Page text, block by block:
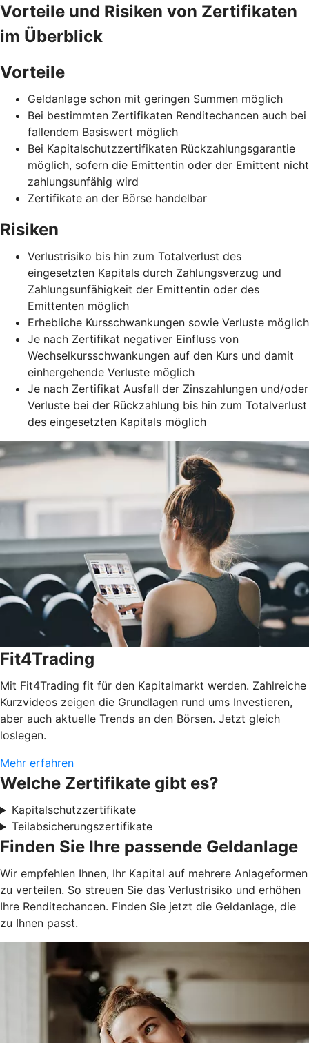
Vorteile und Risiken von Zertifikaten
im Überblick
Vorteile
Geldanlage schon mit geringen Summen möglich
Bei bestimmten Zertifikaten Renditechancen auch bei
fallendem Basiswert möglich
Bei Kapitalschutzzertifikaten Rückzahlungsgarantie
möglich, sofern die Emittentin oder der Emittent nicht
zahlungsunfähig wird
Zertifikate an der Börse handelbar
Risiken
Verlustrisiko bis hin zum Totalverlust des
eingesetzten Kapitals durch Zahlungsverzug und
Zahlungsunfähigkeit der Emittentin oder des
Emittenten möglich
Erhebliche Kursschwankungen sowie Verluste möglich
Je nach Zertifikat negativer Einfluss von
Wechselkursschwankungen auf den Kurs und damit
einhergehende Verluste möglich
Je nach Zertifikat Ausfall der Zinszahlungen und/oder
Verluste bei der Rückzahlung bis hin zum Totalverlust
des eingesetzten Kapitals möglich
Fit4Trading
Mit Fit4Trading fit für den Kapitalmarkt werden. Zahlreiche
Kurzvideos zeigen die Grundlagen rund ums Investieren,
aber auch aktuelle Trends an den Börsen. Jetzt gleich
loslegen.
Mehr erfahren
Welche Zertifikate gibt es?
Kapitalschutzzertifikate
Teilabsicherungszertifikate
Finden Sie Ihre passende Geldanlage
Wir empfehlen Ihnen, Ihr Kapital auf mehrere Anlageformen
zu verteilen. So streuen Sie das Verlustrisiko und erhöhen
Ihre Renditechancen. Finden Sie jetzt die Geldanlage, die
zu Ihnen passt.